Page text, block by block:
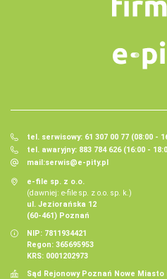
tel. serwisowy: 61 307 00 77 (08:00 -
tel. awaryjny: 883 784 626 (16:00 -
mail:serwis@e-pity.pl
e-file sp. z o.o.
(dawniej: e-file sp. z o.o. sp. k.)
ul. Jeziorańska 12
(60-461) Poznań
NIP: 7811934421
Regon: 365695953
KRS: 0001202973
Sąd Rejonowy Poznań Nowe Miasto